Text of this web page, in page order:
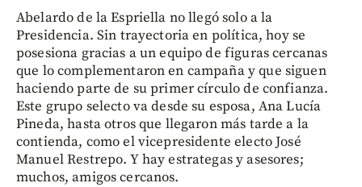
Abelardo de la Espriella no llegó solo a la
Presidencia. Sin trayectoria en política, hoy se
posesiona gracias a un equipo de figuras cercanas
que lo complementaron en campaña y que siguen
haciendo parte de su primer círculo de confianza.
Este grupo selecto va desde su esposa, Ana Lucía
Pineda, hasta otros que llegaron más tarde a la
contienda, como el vicepresidente electo José
Manuel Restrepo. Y hay estrategas y asesores;
muchos, amigos cercanos.